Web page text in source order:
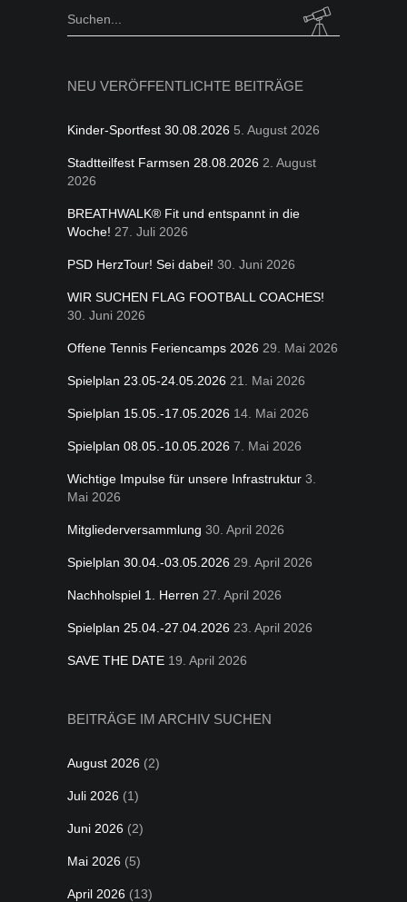
Kategorien
Search
NEU VERÖFFENTLICHTE BEITRÄGE
Kinder-Sportfest 30.08.2026 5. August 2026
Stadtteilfest Farmsen 28.08.2026 2. August
2026
BREATHWALK® Fit und entspannt in die
Woche! 27. Juli 2026
PSD HerzTour! Sei dabei! 30. Juni 2026
WIR SUCHEN FLAG FOOTBALL COACHES!
30. Juni 2026
Offene Tennis Feriencamps 2026 29. Mai 2026
Spielplan 23.05-24.05.2026 21. Mai 2026
Spielplan 15.05.-17.05.2026 14. Mai 2026
Spielplan 08.05.-10.05.2026 7. Mai 2026
Wichtige Impulse für unsere Infrastruktur 3.
Mai 2026
Mitgliederversammlung 30. April 2026
Spielplan 30.04.-03.05.2026 29. April 2026
Nachholspiel 1. Herren 27. April 2026
Spielplan 25.04.-27.04.2026 23. April 2026
SAVE THE DATE 19. April 2026
BEITRÄGE IM ARCHIV SUCHEN
August 2026 (2)
Juli 2026 (1)
Juni 2026 (2)
Mai 2026 (5)
April 2026 (13)